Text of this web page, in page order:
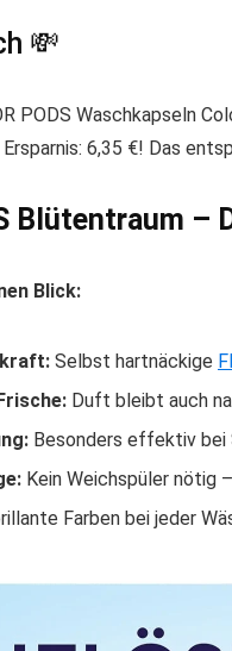
💸
PODS Waschkapseln
6,35 €! Das
Blütentraum –
Blick:
Selbst hartnäckige
Duft bleibt auch
Besonders effektiv bei
Kein Weichspüler nötig
Farben bei jeder